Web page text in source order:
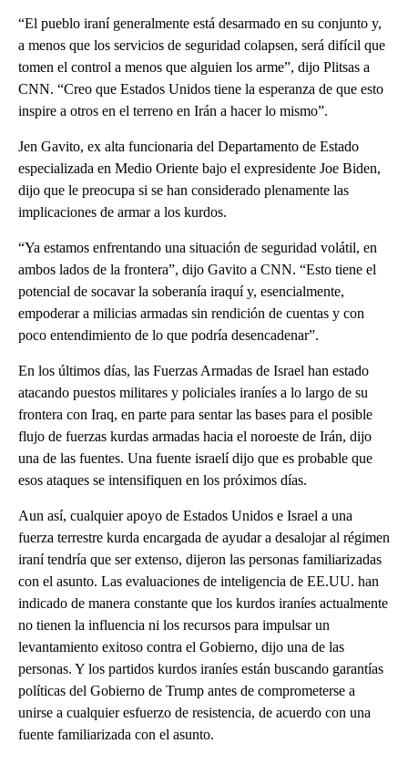
“El pueblo iraní generalmente está desarmado en su conjunto y,
a menos que los servicios de seguridad colapsen, será difícil que
tomen el control a menos que alguien los arme”, dijo Plitsas a
CNN. “Creo que Estados Unidos tiene la esperanza de que esto
inspire a otros en el terreno en Irán a hacer lo mismo”.
Jen Gavito, ex alta funcionaria del Departamento de Estado
especializada en Medio Oriente bajo el expresidente Joe Biden,
dijo que le preocupa si se han considerado plenamente las
implicaciones de armar a los kurdos.
“Ya estamos enfrentando una situación de seguridad volátil, en
ambos lados de la frontera”, dijo Gavito a CNN. “Esto tiene el
potencial de socavar la soberanía iraquí y, esencialmente,
empoderar a milicias armadas sin rendición de cuentas y con
poco entendimiento de lo que podría desencadenar”.
En los últimos días, las Fuerzas Armadas de Israel han estado
atacando puestos militares y policiales iraníes a lo largo de su
frontera con Iraq, en parte para sentar las bases para el posible
flujo de fuerzas kurdas armadas hacia el noroeste de Irán, dijo
una de las fuentes. Una fuente israelí dijo que es probable que
esos ataques se intensifiquen en los próximos días.
Aun así, cualquier apoyo de Estados Unidos e Israel a una
fuerza terrestre kurda encargada de ayudar a desalojar al régimen
iraní tendría que ser extenso, dijeron las personas familiarizadas
con el asunto. Las evaluaciones de inteligencia de EE.UU. han
indicado de manera constante que los kurdos iraníes actualmente
no tienen la influencia ni los recursos para impulsar un
levantamiento exitoso contra el Gobierno, dijo una de las
personas. Y los partidos kurdos iraníes están buscando garantías
políticas del Gobierno de Trump antes de comprometerse a
unirse a cualquier esfuerzo de resistencia, de acuerdo con una
fuente familiarizada con el asunto.